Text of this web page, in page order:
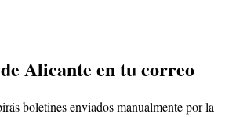
Alicante en tu correo
boletines enviados manualmente por la